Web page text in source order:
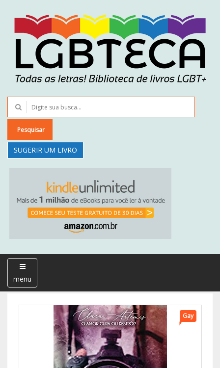
Pesquisar
SUGERIR UM LIVRO
menu
Gay